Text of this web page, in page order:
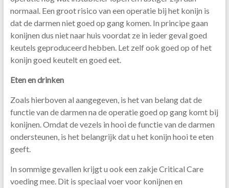
normaal. Een groot risico van een operatie bij het konijn is
dat de darmen niet goed op gang komen. In principe gaan
konijnen dus niet naar huis voordat ze in ieder geval goed
keutels geproduceerd hebben. Let zelf ook goed op of het
konijn goed keutelt en goed eet.
Eten en drinken
Zoals hierboven al aangegeven, is het van belang dat de
functie van de darmen na de operatie goed op gang komt bij
konijnen. Omdat de vezels in hooi de functie van de darmen
ondersteunen, is het belangrijk dat u het konijn hooi te eten
geeft.
In sommige gevallen krijgt u ook een zakje Critical Care
voeding mee. Dit is speciaal voer voor konijnen en